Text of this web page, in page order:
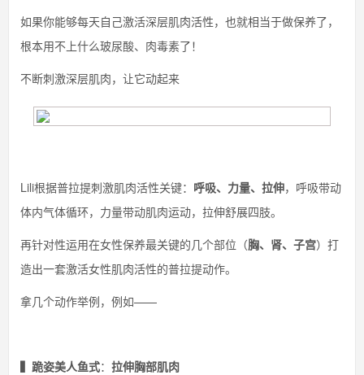
如果你能够每天自己激活深层肌肉活性，也就相当于做保养了，
根本用不上什么玻尿酸、肉毒素了！
不断刺激深层肌肉，让它动起来
Lili根据普拉提刺激肌肉活性关键： 呼吸、力量、拉伸，呼吸带动
体内气体循环，力量带动肌肉运动，拉伸舒展四肢。
再针对性运用在女性保养最关键的几个部位（胸、肾、子宫）打
造出一套激活女性肌肉活性的普拉提动作。
拿几个动作举例，例如——
▍ 跪姿美人鱼式： 拉伸胸部肌肉